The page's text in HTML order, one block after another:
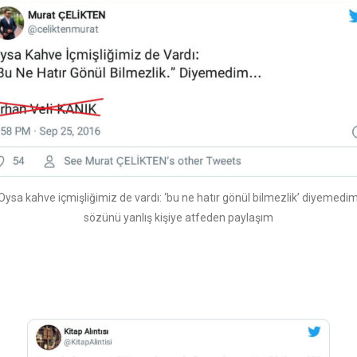
kahve içmişliğimiz de vardı: ‘bu ne hatır gönül bilmezlik’
sözünü yanlış kişiye atfeden paylaşım